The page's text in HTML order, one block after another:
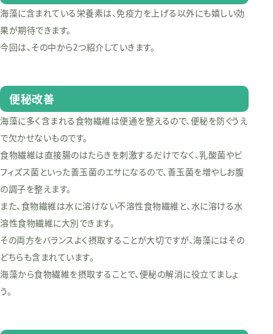
海藻に含まれている栄養素は、免疫力を上げる以外にも嬉しい効
果が期待できます。
今回は、その中から2つ紹介していきます。
便秘改善
海藻に多く含まれる食物繊維は便通を整えるので、便秘を防ぐうえ
で欠かせないものです。
食物繊維は直接腸のはたらきを刺激するだけでなく、乳酸菌やビ
フィズス菌といった善玉菌のエサになるので、善玉菌を増やしお腹
の調子を整えます。
また、食物繊維は水に溶けない不溶性食物繊維と、水に溶ける水
溶性食物繊維に大別できます。
その両方をバランスよく摂取することが大切ですが、海藻にはその
どちらも含まれています。
海藻から食物繊維を摂取することで、便秘の解消に役立てましょ
う。